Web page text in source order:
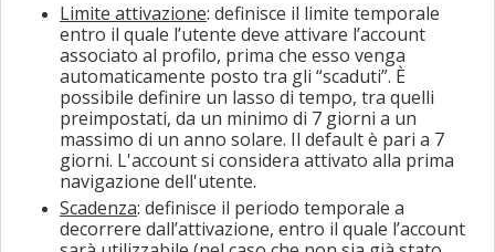
Limite attivazione: definisce il limite temporale
entro il quale l’utente deve attivare l’account
associato al profilo, prima che esso venga
automaticamente posto tra gli “scaduti”. È
possibile definire un lasso di tempo, tra quelli
preimpostati, da un minimo di 7 giorni a un
massimo di un anno solare. Il default è pari a 7
giorni. L'account si considera attivato alla prima
navigazione dell'utente.
Scadenza: definisce il periodo temporale a
decorrere dall’attivazione, entro il quale l’account